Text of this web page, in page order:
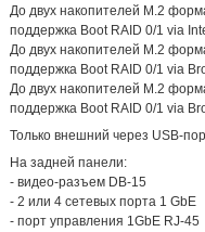
До двух накопителей M.2
поддержка Boot RAID 0/1 via
До двух накопителей M.2
поддержка Boot RAID 0/1 via
До двух накопителей M.2
поддержка Boot RAID 0/1 via
Только внешний через USB-
На задней панели:
- видео-разъем DB-15
- 2 или 4 сетевых порта 1 GbE
- порт управления 1GbE RJ-45